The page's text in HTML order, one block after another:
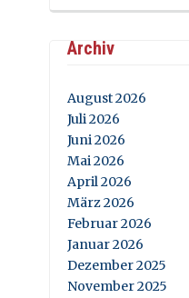
Archiv
August 2026
Juli 2026
Juni 2026
Mai 2026
April 2026
März 2026
Februar 2026
Januar 2026
Dezember 2025
November 2025